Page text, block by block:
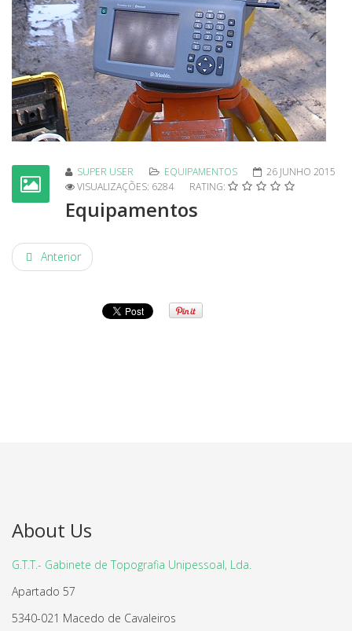
SUPER USER EQUIPAMENTOS
26 JUNHO 2015
VISUALIZAÇÕES: 6284
RATING:
Equipamentos
Anterior
About Us
G.T.T.- Gabinete de Topografia Unipessoal, Lda.
Apartado 57
5340-021 Macedo de Cavaleiros